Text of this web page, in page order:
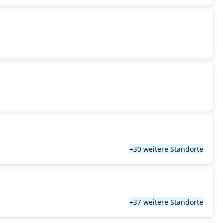
+30 weitere Standorte
+37 weitere Standorte